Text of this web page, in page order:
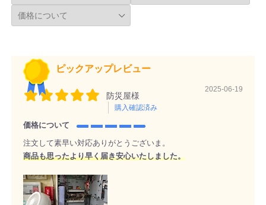
ピックアップレビュー
防災屋様
購入確認済み
2025-06-19
価格について
注文して素早い対応ありがとうございま。
商品も思ったより早く届き安心いたしました。